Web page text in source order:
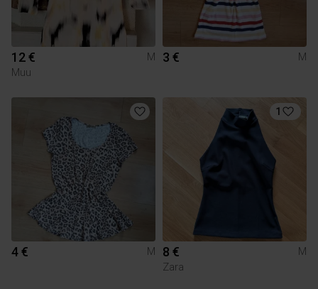
12 €
M
Muu
3 € M
4 € M
1
8 €
M
Zara